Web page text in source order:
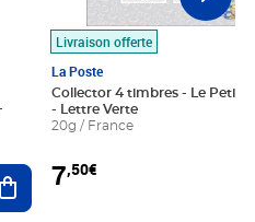
Ajouter au panier
Livraison offerte
La Poste
Collector 4 timbres - Le Petit
- Lettre Verte
20g / France
7,50€